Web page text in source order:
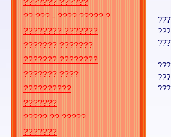
?? ??? - ???? ????? ?
???????? ???????
??????? ???????
??????? ????????
??????? ????
??????????
???????
????? ?? ?????
???????